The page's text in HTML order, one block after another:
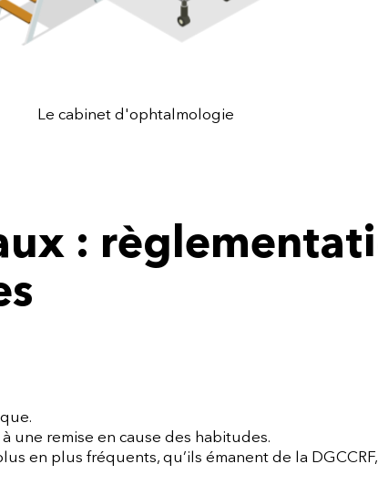
Le cabinet d'ophtalmologie
:
une remise en cause des habitudes.
en plus fréquents, qu’ils émanent de la